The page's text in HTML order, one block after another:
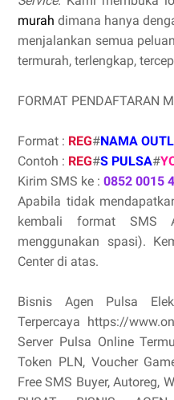
murah dimana hanya
menjalankan semua
termurah, terlengkap,
FORMAT PENDAFTARAN
Format : REG#NAMA
Contoh : REG#S PULSA#
Kirim SMS ke : 0852 0015
Apabila tidak
kembali format SMS
menggunakan spasi).
Center di atas.
Bisnis Agen Pulsa
Terpercaya https://
Server Pulsa Online
Token PLN, Voucher
Free SMS Buyer, Autoreg,